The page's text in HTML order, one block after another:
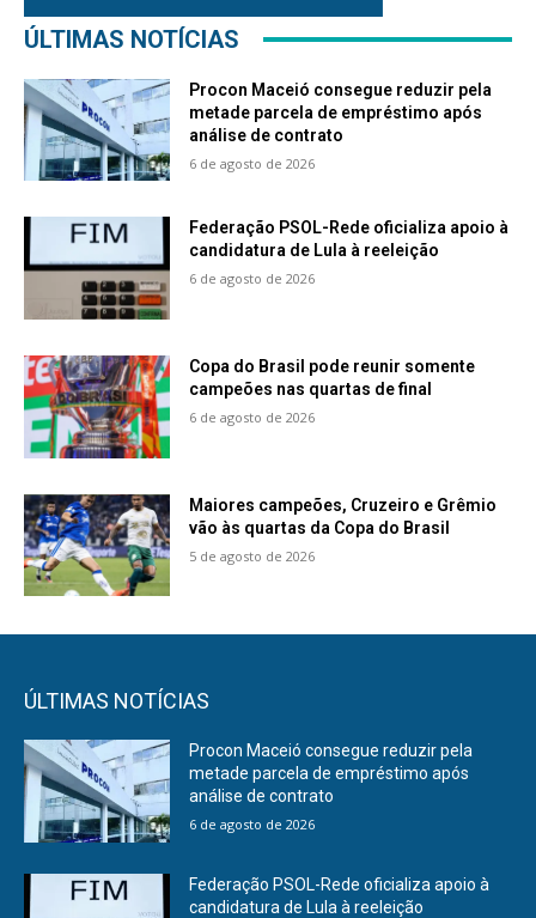
ÚLTIMAS NOTÍCIAS
Procon Maceió consegue reduzir pela
metade parcela de empréstimo após
análise de contrato
6 de agosto de 2026
Federação PSOL-Rede oficializa apoio à
candidatura de Lula à reeleição
6 de agosto de 2026
Copa do Brasil pode reunir somente
campeões nas quartas de final
6 de agosto de 2026
Maiores campeões, Cruzeiro e Grêmio
vão às quartas da Copa do Brasil
5 de agosto de 2026
ÚLTIMAS NOTÍCIAS
Procon Maceió consegue reduzir pela
metade parcela de empréstimo após
análise de contrato
6 de agosto de 2026
Federação PSOL-Rede oficializa apoio à
candidatura de Lula à reeleição